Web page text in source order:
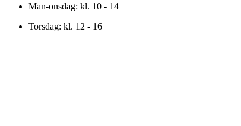
Man-onsdag: kl. 10 - 14
Torsdag: kl. 12 - 16